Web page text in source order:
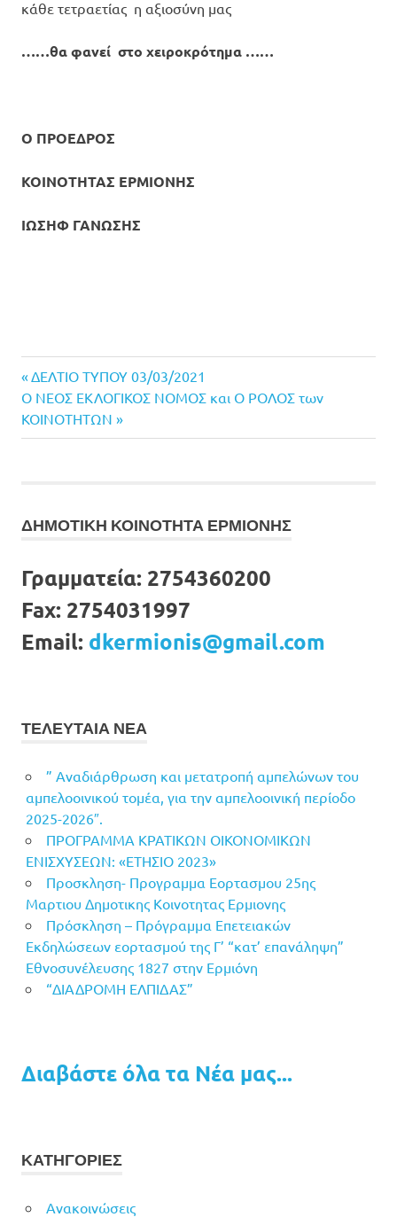
κάθε τετραετίας η αξιοσύνη μας
……θα φανεί στο χειροκρότημα ……
Ο ΠΡΟΕΔΡΟΣ
ΚΟΙΝΟΤΗΤΑΣ ΕΡΜΙΟΝΗΣ
ΙΩΣΗΦ ΓΑΝΩΣΗΣ
Πλοήγηση
άρθρων
Previous
Post:
ΔΕΛΤΙΟ ΤΥΠΟΥ 03/03/2021
Next
Post:
Ο ΝΕΟΣ ΕΚΛΟΓΙΚΟΣ ΝΟΜΟΣ και Ο ΡΟΛΟΣ των
ΚΟΙΝΟΤΗΤΩΝ
ΔΗΜΟΤΙΚΗ ΚΟΙΝΟΤΗΤΑ ΕΡΜΙΟΝΗΣ
Γραμματεία: 2754360200
Fax: 2754031997
Email: dkermionis@gmail.com
ΤΕΛΕΥΤΑΙΑ ΝΕΑ
” Αναδιάρθρωση και μετατροπή αμπελώνων του
αμπελοοινικού τομέα, για την αμπελοοινική περίοδο
2025-2026″.
ΠΡΟΓΡΑΜΜΑ ΚΡΑΤΙΚΩΝ ΟΙΚΟΝΟΜΙΚΩΝ
ΕΝΙΣΧΥΣΕΩΝ: «ΕΤΗΣΙΟ 2023»
Προσκληση- Προγραμμα Εορτασμου 25ης
Μαρτιου Δημοτικης Κοινοτητας Ερμιονης
Πρόσκληση – Πρόγραμμα Επετειακών
Εκδηλώσεων εορτασμού της Γ’ “κατ’ επανάληψη”
Εθνοσυνέλευσης 1827 στην Ερμιόνη
“ΔΙΑΔΡΟΜΗ ΕΛΠΙΔΑΣ”
Διαβάστε όλα τα Νέα μας...
ΚΑΤΗΓΟΡΙΕΣ
Ανακοινώσεις